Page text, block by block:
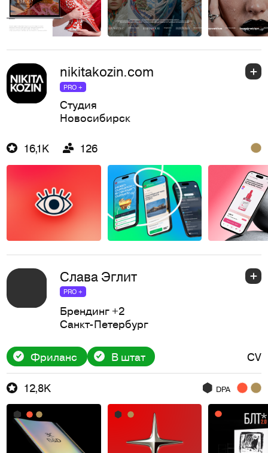
nikitakozin.com
PRO +
Студия
Новосибирск
16,1K 126
Слава Эглит
PRO +
Брендинг +2
Санкт-Петербург
Фриланс В штат CV
12,8K DPA